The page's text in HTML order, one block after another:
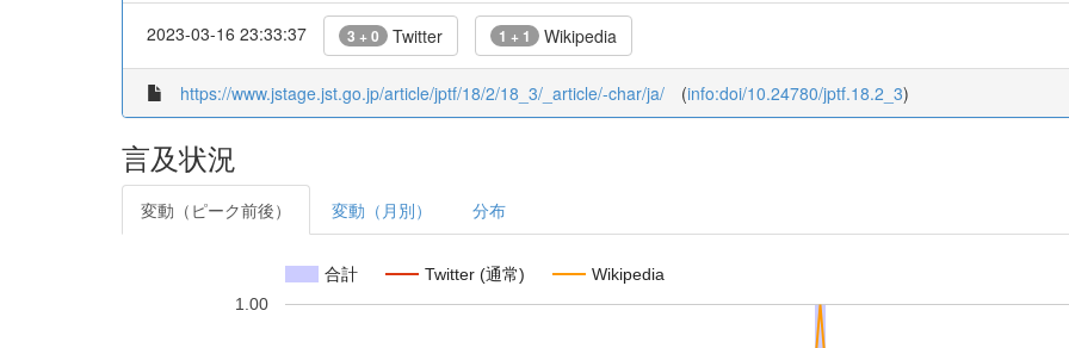
2023-03-16 23:33:37 3 + 0 Twitter 1 + 1 Wikipedia
https://www.jstage.jst.go.jp/article/jptf/18/2/18_3/_article/-char/ja/ (info:doi/10.24780/jptf.18.2_3)
言及状況
変動（ピーク前後） 変動（月別） 分布
合計 Twitter (通常) Wikipedia
1.00